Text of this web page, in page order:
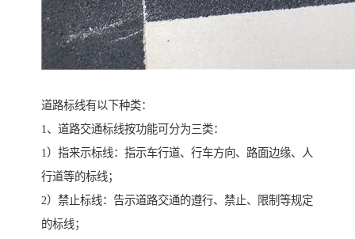
道路标线有以下种类：
1、道路交通标线按功能可分为三类：
1）指来示标线：指示车行道、行车方向、路面边缘、人
行道等的标线；
2）禁止标线：告示道路交通的遵行、禁止、限制等规定
的标线；